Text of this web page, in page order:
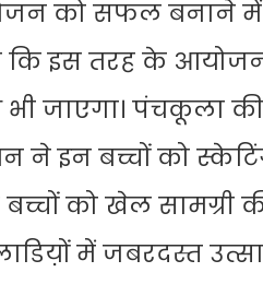
को सफल बनाने
कि इस तरह के
पंचकूला की
ने इन बच्चों को
को खेल सामग्री
में जबरदस्त